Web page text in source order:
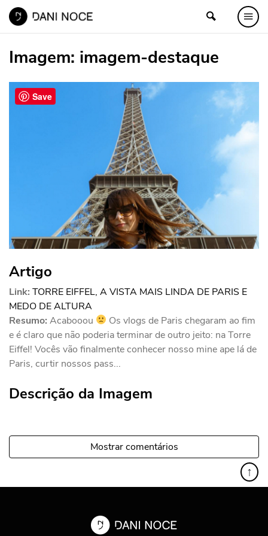
Imagem: imagem-destaque
Artigo
Link: TORRE EIFFEL, A VISTA MAIS LINDA DE PARIS E
MEDO DE ALTURA
Resumo: Acabooou
Os vlogs de Paris chegaram ao fim
e é claro que não poderia terminar de outro jeito: na Torre
Eiffel! Vocês vão finalmente conhecer nosso mine ape lá de
Paris, curtir nossos pass...
Descrição da Imagem
Mostrar comentários
↑
Save